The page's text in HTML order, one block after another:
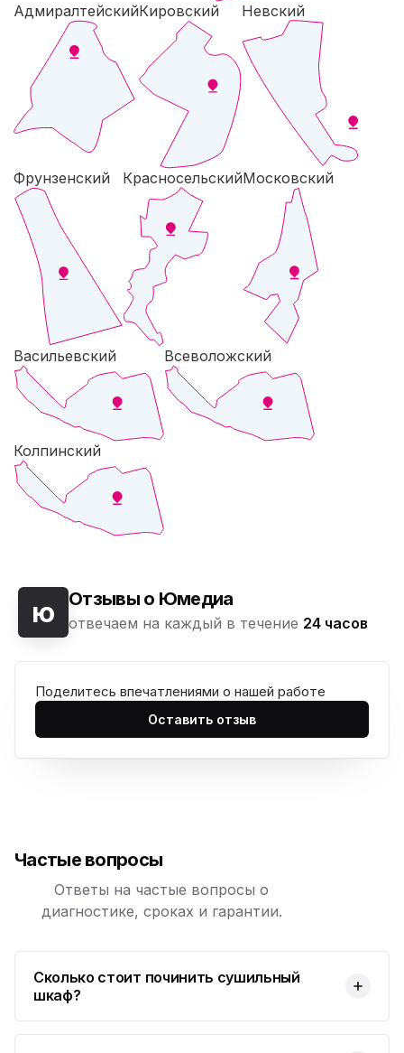
АдмиралтейскийКировский Невский
Фрунзенский КрасносельскийМосковский
Васильевский Всеволожский
Колпинский
ю Отзывы о Юмедиа
отвечаем на каждый в течение 24 часов
Поделитесь впечатлениями о нашей работе
Оставить отзыв
Частые вопросы
Ответы на частые вопросы о
диагностике, сроках и гарантии.
Сколько стоит починить сушильный
шкаф?